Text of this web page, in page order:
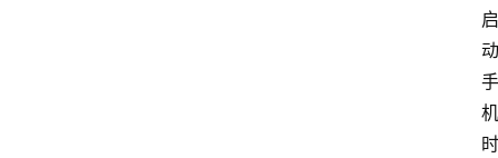
启
动
手
机
时